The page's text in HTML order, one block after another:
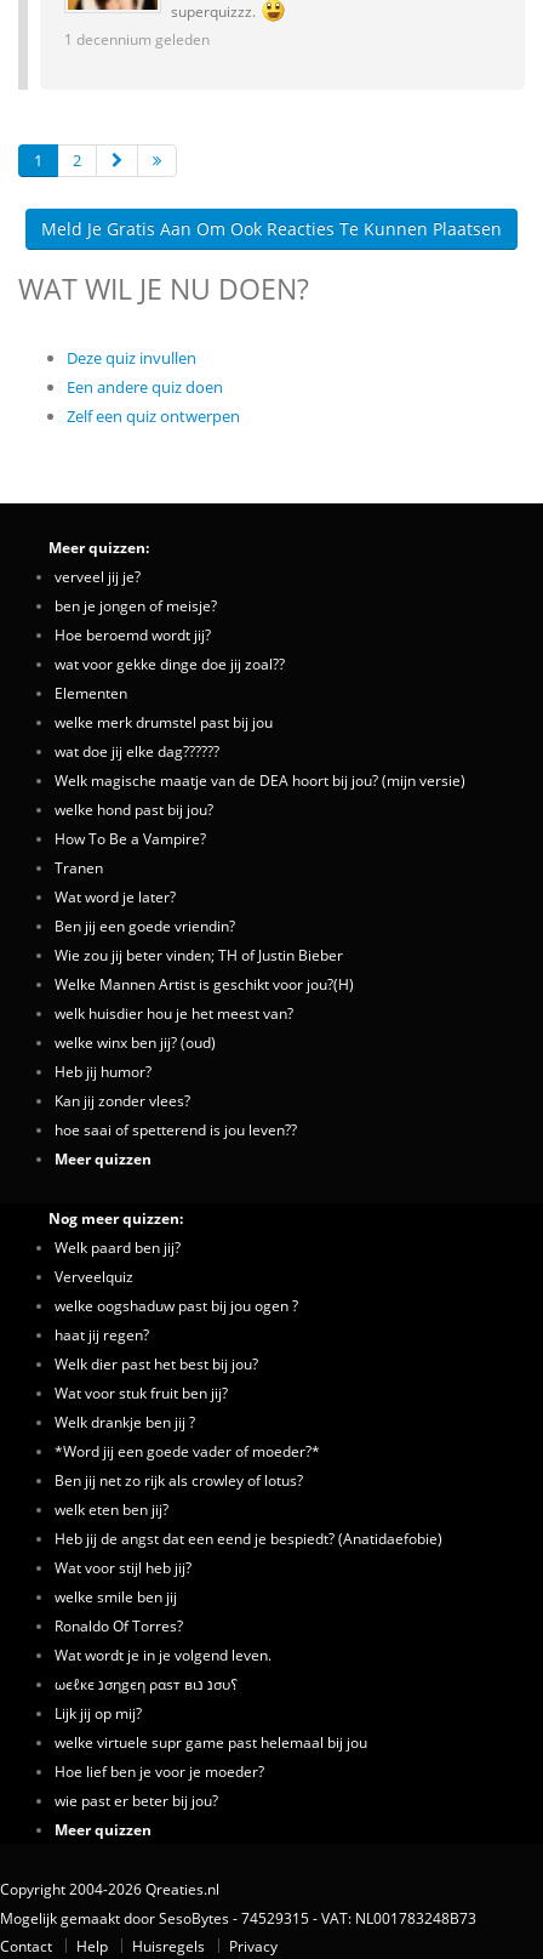
superquizzz.
1 decennium geleden
1 2
Meld Je Gratis Aan Om Ook Reacties Te Kunnen Plaatsen
WAT WIL JE NU DOEN?
Deze quiz invullen
Een andere quiz doen
Zelf een quiz ontwerpen
Meer quizzen:
verveel jij je?
ben je jongen of meisje?
Hoe beroemd wordt jij?
wat voor gekke dinge doe jij zoal??
Elementen
welke merk drumstel past bij jou
wat doe jij elke dag??????
Welk magische maatje van de DEA hoort bij jou? (mijn versie)
welke hond past bij jou?
How To Be a Vampire?
Tranen
Wat word je later?
Ben jij een goede vriendin?
Wie zou jij beter vinden; TH of Justin Bieber
Welke Mannen Artist is geschikt voor jou?(H)
welk huisdier hou je het meest van?
welke winx ben jij? (oud)
Heb jij humor?
Kan jij zonder vlees?
hoe saai of spetterend is jou leven??
Meer quizzen
Nog meer quizzen:
Welk paard ben jij?
Verveelquiz
welke oogshaduw past bij jou ogen ?
haat jij regen?
Welk dier past het best bij jou?
Wat voor stuk fruit ben jij?
Welk drankje ben jij ?
*Word jij een goede vader of moeder?*
Ben jij net zo rijk als crowley of lotus?
welk eten ben jij?
Heb jij de angst dat een eend je bespiedt? (Anatidaefobie)
Wat voor stijl heb jij?
welke smile ben jij
Ronaldo Of Torres?
Wat wordt je in je volgend leven.
ωєℓкє נσηgєη ραѕт вιנ נσυ؟
Lijk jij op mij?
welke virtuele supr game past helemaal bij jou
Hoe lief ben je voor je moeder?
wie past er beter bij jou?
Meer quizzen
Copyright 2004-2026 Qreaties.nl
Mogelijk gemaakt door SesoBytes - 74529315 - VAT: NL001783248B73
Contact
Help Huisregels Privacy